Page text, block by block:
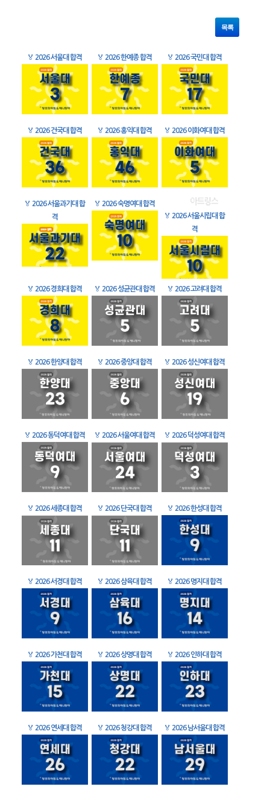
목록
🏅 2026 서울대 합격 🏅 2026 한예종 합격 🏅 2026 국민대 합격
🏅 2026 건국대 합격 🏅 2026 홍익대 합격 🏅 2026 이화여대 합격
🏅 2026 서울과기대 합
격
🏅 2026 숙명여대 합격
🏅 2026 서울시립대 합
격
🏅 2026 경희대 합격 🏅 2026 성균관대 합격 🏅 2026 고려대 합격
🏅 2026 한양대 합격 🏅 2026 중앙대 합격 🏅 2026 성신여대 합격
🏅 2026 동덕여대 합격 🏅 2026 서울여대 합격 🏅 2026 덕성여대 합격
🏅 2026 세종대 합격 🏅 2026 단국대 합격 🏅 2026 한성대 합격
🏅 2026 서경대 합격 🏅 2026 삼육대 합격 🏅 2026 명지대 합격
🏅 2026 가천대 합격 🏅 2026 상명대 합격 🏅 2026 인하대 합격
🏅 2026 연세대 합격 🏅 2026 청강대 합격 🏅 2026 남서울대 합격